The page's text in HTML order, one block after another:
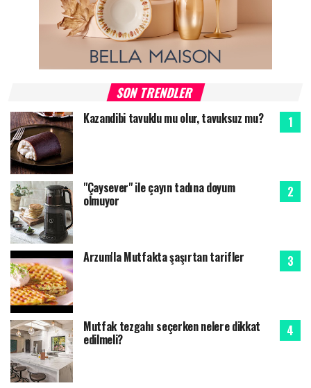
SON TRENDLER
Kazandibi tavuklu mu olur, tavuksuz mu?
"Çaysever" ile çayın tadına doyum
olmuyor
Arzum'la Mutfakta şaşırtan tarifler
Mutfak tezgahı seçerken nelere dikkat
edilmeli?